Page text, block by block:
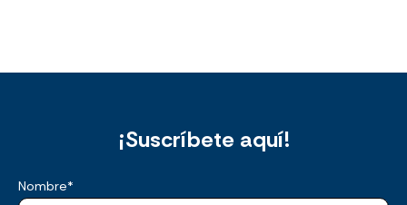
¡Suscríbete aquí!
Nombre*